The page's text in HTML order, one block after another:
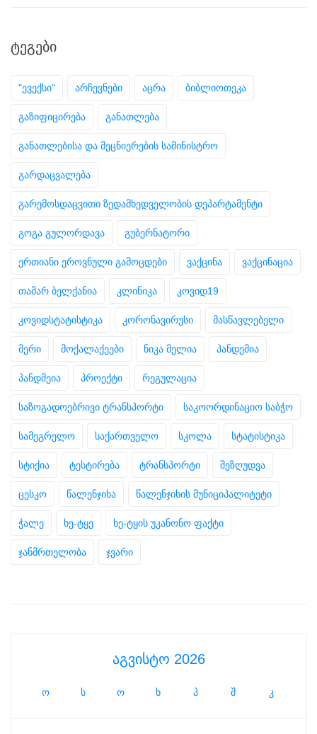
ᲢᲔᲒᲔᲑᲘ
"ევექსი" არჩევნები აცრა ბიბლიოთეკა
გაზიფიცირება განათლება
განათლებისა და მეცნიერების სამინისტრო
გარდაცვალება
გარემოსდაცვითი ზედამხედველობის დეპარტამენტი
გოგა გულორდავა გუბერნატორი
ერთიანი ეროვნული გამოცდები ვაქცინა ვაქცინაცია
თამარ ბელქანია კლინიკა კოვიდ19
კოვიდსტატისტიკა კორონავირუსი მასწავლებელი
მერი მოქალაქეები ნიკა მელია პანდემია
პანდმეია პროექტი რეგულაცია
საზოგადოებრივი ტრანსპორტი საკოორდინაციო საბჭო
სამეგრელო საქართველო სკოლა სტატისტიკა
სტიქია ტესტირება ტრანსპორტი შეზღუდვა
ცესკო წალენჯიხა წალენჯიხის მუნიციპალიტეტი
ჭალე ხე-ტყე ხე-ტყის უკანონო ფაქტი
ჯანმრთელობა ჯვარი
აგვისტო 2026
ო ს ო ხ პ შ კ